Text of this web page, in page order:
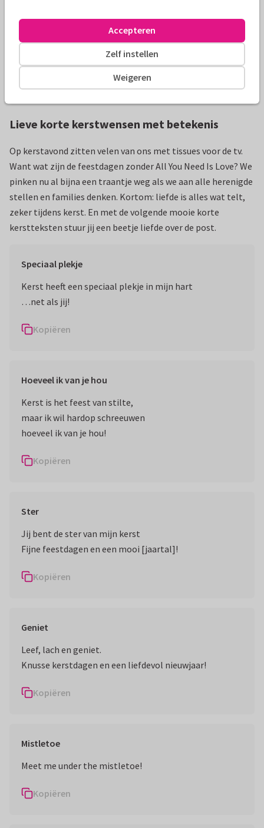
Vertaling: Schat, vanavond lekker aan de espresso
martini’s. Deze oud en nieuw wordt zo’n ervaring, echt
Lieve korte kerstwensen met betekenis
Op kerstavond zitten velen van ons met tissues voor de tv.
Want wat zijn de feestdagen zonder All You Need Is Love? We
pinken nu al bijna een traantje weg als we aan alle herenigde
stellen en families denken. Kortom: liefde is alles wat telt,
zeker tijdens kerst. En met de volgende mooie korte
kerstteksten stuur jij een beetje liefde over de post.
Speciaal plekje
Kerst heeft een speciaal plekje in mijn hart
…net als jij!
Kopiëren
Hoeveel ik van je hou
Kerst is het feest van stilte,
maar ik wil hardop schreeuwen
hoeveel ik van je hou!
Kopiëren
Ster
Jij bent de ster van mijn kerst
Fijne feestdagen en een mooi [jaartal]!
Kopiëren
Geniet
Leef, lach en geniet.
Knusse kerstdagen en een liefdevol nieuwjaar!
Kopiëren
Mistletoe
Meet me under the mistletoe!
Kopiëren
Weigeren
Zelf instellen
Accepteren